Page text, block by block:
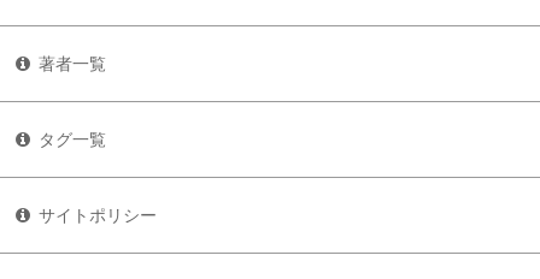
著者一覧
タグ一覧
サイトポリシー